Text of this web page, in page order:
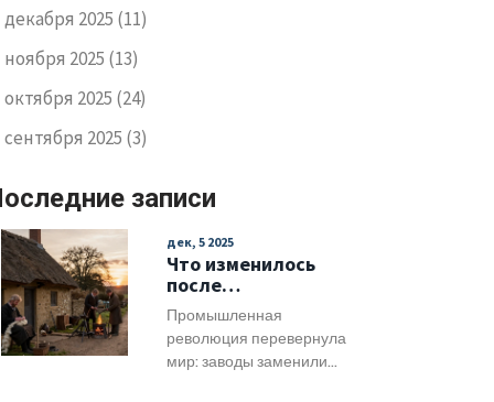
декабря 2025 (11)
ноября 2025 (13)
октября 2025 (24)
сентября 2025 (3)
записи
дек, 5 2025
Что изменилось
после
промышленной
революции: от
ручного труда к
заводам и новой
Промышленная
революция перевернула
мир: заводы заменили